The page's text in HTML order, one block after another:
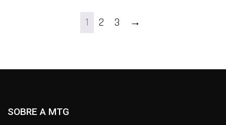
1 2 3 →
SOBRE A MTG